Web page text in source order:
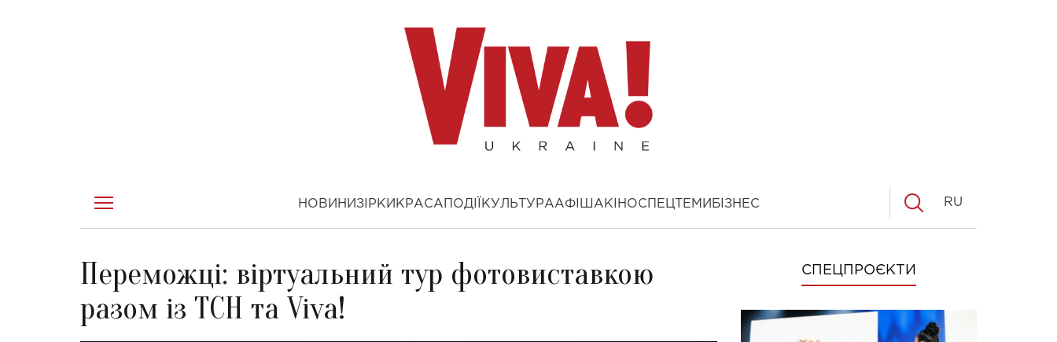
НОВИНИ ЗІРКИ КРАСА ПОДІЇ КУЛЬТУРААФІША КІНОСПЕЦТЕМИ БІЗНЕС RU
Переможці: віртуальний тур фотовиставкою
разом із ТСН та Viva!
СПЕЦПРОЄКТИ